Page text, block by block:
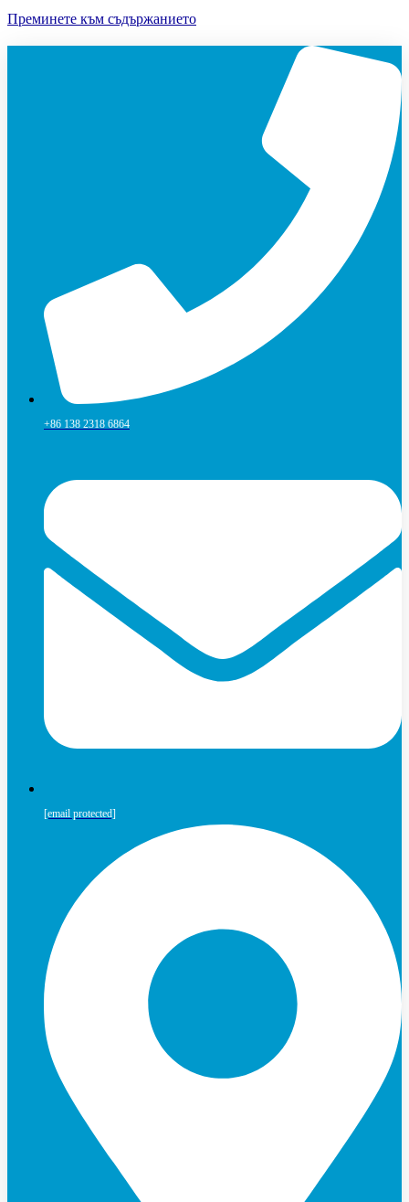
Преминете към съдържанието
+86 138 2318 6864
[email protected]